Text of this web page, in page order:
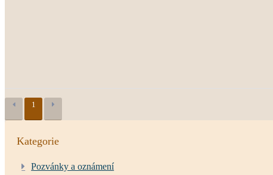
1
Kategorie
Pozvánky a oznámení